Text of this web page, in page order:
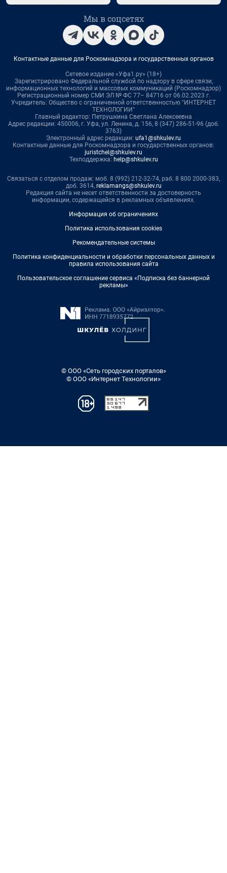
Мы в соцсетях
Контактные данные для Роскомнадзора и государственных органов
Сетевое издание «Уфа1.ру» (18+)
Зарегистрировано Федеральной службой по надзору в сфере связи,
информационных технологий и массовых коммуникаций (Роскомнадзор)
Регистрационный номер СМИ ЭЛ № ФС 77– 84716 от 06.02.2023 г.
Учредитель: Общество с ограниченной ответственностью "ИНТЕРНЕТ
ТЕХНОЛОГИИ"
Главный редактор: Петрушкина Светлана Алексеевна
Адрес редакции: 450006, г. Уфа, ул. Ленина, д. 156, 8 (347) 286-51-96 (доб.
3763)
Электронный адрес редакции: ufa1@shkulev.ru
Контактные данные для Роскомнадзора и государственных органов:
juristchel@shkulev.ru
Техподдержка: help@shkulev.ru
Связаться с отделом продаж: моб. 8 (992) 212-32-74, раб. 8 800 2000-383,
доб. 3614, reklamangs@shkulev.ru
Редакция сайта не несет ответственности за достоверность
информации, содержащейся в рекламных объявлениях.
Информация об ограничениях
Политика использования cookies
Рекомендательные системы
Политика конфиденциальности и обработки персональных данных и
правила использования сайта
Пользовательское соглашение сервиса «Подписка без баннерной
рекламы»
© ООО «Сеть городских порталов»
© ООО «Интернет Технологии»